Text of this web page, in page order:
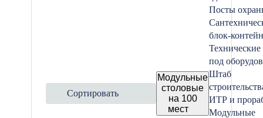
Сортировать
Модульные
столовые
на 100
мест
Посты
блок-
под
Штаб
ИТР и
Модульные